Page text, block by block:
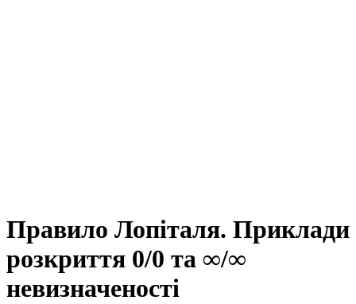
Правило Лопіталя. Приклади
розкриття 0/0 та ∞/∞
невизначеності